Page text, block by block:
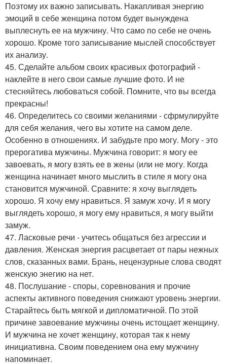
Поэтому их важно записывать. Накапливая энергию
эмоций в себе женщина потом будет вынуждена
выплеснуть ее на мужчину. Что само по себе не очень
хорошо. Кроме того записывание мыслей способствует
их анализу.
45. Сделайте альбом своих красивых фотографий -
наклейте в него свои самые лучшие фото. И не
стесняйтесь любоваться собой. Помните, что вы всегда
прекрасны!
46. Определитесь со своими желаниями - сфрмулируйте
для себя желания, чего вы хотите на самом деле.
Особенно в отношениях. И забудьте про могу. Могу - это
прерогатива мужчины. Мужчина говорит: я могу ее
завоевать, я могу взять ее в жены (или не могу. Когда
женщина начинает много мыслить в стиле я могу она
становится мужчиной. Сравните: я хочу выглядеть
хорошо. Я хочу ему нравиться. Я замуж хочу. И я могу
выглядеть хорошо, я могу ему нравиться, я могу выйти
замуж.
47. Ласковые речи - учитесь общаться без агрессии и
давления. Женская энергия расцветает от пары нежных
слов, сказанных вами. Брань, нецензурные слова сводят
женскую энегию на нет.
48. Послушание - споры, соревнования и прочие
аспекты активного поведения снижают уровень энергии.
Старайтесь быть мягкой и дипломатичной. По этой
причине завоевание мужчины очень истощает женщину.
И мужчина не хочет женщину, которая так к нему
инициативна. Своим поведением она ему мужчину
напоминает.